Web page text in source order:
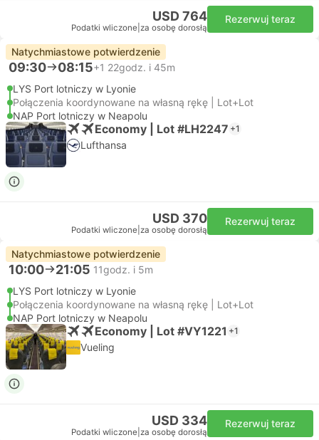
USD 764
Podatki wliczone za osobę dorosłą
Rezerwuj teraz
Natychmiastowe potwierdzenie
09:30 08:15+1 22godz. i 45m
LYS Port lotniczy w Lyonie
Połączenia koordynowane na własną rękę | Lot+Lot
NAP Port lotniczy w Neapolu
Economy | Lot #LH2247 +1
Lufthansa
USD 370
Podatki wliczone za osobę dorosłą
Rezerwuj teraz
Natychmiastowe potwierdzenie
10:00 21:05 11godz. i 5m
LYS Port lotniczy w Lyonie
Połączenia koordynowane na własną rękę | Lot+Lot
NAP Port lotniczy w Neapolu
Economy | Lot #VY1221 +1
Vueling
USD 334
Podatki wliczone za osobę dorosłą
Rezerwuj teraz